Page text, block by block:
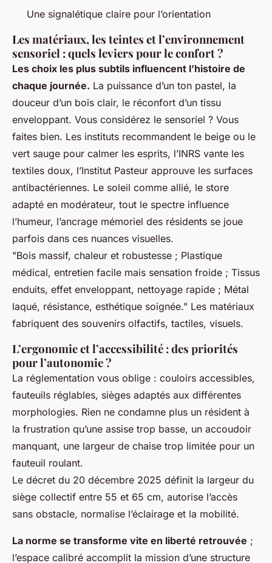
Une signalétique claire pour l’orientation
Les matériaux, les teintes et l’environnement
sensoriel : quels leviers pour le confort ?
Les choix les plus subtils influencent l’histoire de
chaque journée. La puissance d’un ton pastel, la
douceur d’un bois clair, le réconfort d’un tissu
enveloppant. Vous considérez le sensoriel ? Vous
faites bien. Les instituts recommandent le beige ou le
vert sauge pour calmer les esprits, l’INRS vante les
textiles doux, l’Institut Pasteur approuve les surfaces
antibactériennes. Le soleil comme allié, le store
adapté en modérateur, tout le spectre influence
l’humeur, l’ancrage mémoriel des résidents se joue
parfois dans ces nuances visuelles.
"Bois massif, chaleur et robustesse ; Plastique
médical, entretien facile mais sensation froide ; Tissus
enduits, effet enveloppant, nettoyage rapide ; Métal
laqué, résistance, esthétique soignée." Les matériaux
fabriquent des souvenirs olfactifs, tactiles, visuels.
L’ergonomie et l’accessibilité : des priorités
pour l’autonomie ?
La réglementation vous oblige : couloirs accessibles,
fauteuils réglables, sièges adaptés aux différentes
morphologies. Rien ne condamne plus un résident à
la frustration qu’une assise trop basse, un accoudoir
manquant, une largeur de chaise trop limitée pour un
fauteuil roulant.
Le décret du 20 décembre 2025 définit la largeur du
siège collectif entre 55 et 65 cm, autorise l’accès
sans obstacle, normalise l’éclairage et la mobilité.
La norme se transforme vite en liberté retrouvée ;
l’espace calibré accomplit la mission d’une structure